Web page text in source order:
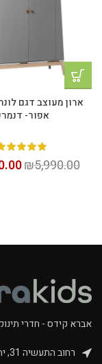
אפור-
₪5,990.00
אברא קידס - חדרי
רחוב התעשיה 31, יהוד